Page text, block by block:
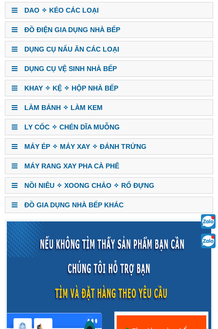
DAO ✧ KÉO CÁC LOẠI
ĐỒ ĐIỆN GIA DỤNG NHÀ BẾP
DỤNG CỤ NẤU ĂN CÁC LOẠI
DỤNG CỤ VỆ SINH NHÀ BẾP
KHAY ✧ KỆ ✧ HỘP NHÀ BẾP
LÀM BÁNH ✧ LÀM KEM
LY CỐC ✧ CHÉN DĨA MUỖNG
MÁY ÉP ✧ MÁY XAY ✧ ĐÁNH TRỨNG
MÁY RANG XAY PHA CÀ PHÊ
NỒI NIÊU ✧ XOONG CHẢO ✧ RỔ ĐỰNG
ĐỒ GIA DỤNG NHÀ BẾP KHÁC